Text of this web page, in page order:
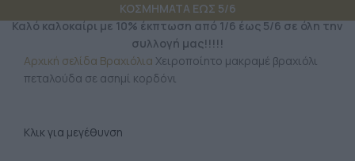
ΚΟΣΜΗΜΑΤΑ ΕΩΣ 5/6
Καλό καλοκαίρι με 10% έκπτωση από 1/6 έως 5/6 σε όλη την
συλλογή μας!!!!!
Αρχική σελίδα Βραχιόλια Χειροποίητο μακραμέ βραχιόλι
πεταλούδα σε ασημί κορδόνι
Κλικ για μεγέθυνση